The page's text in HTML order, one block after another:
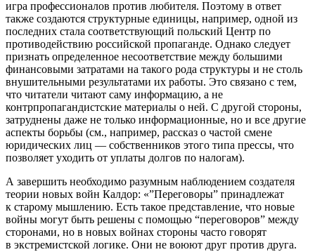
игра профессионалов против любителя. Поэтому в ответ
также создаются структурные единицы, например, одной из
последних стала соответствующий польский Центр по
противодействию российской пропаганде. Однако следует
признать определенное несоответствие между большими
финансовыми затратами на такого рода структуры и не столь
внушительными результатами их работы. Это связано с тем,
что читатели читают саму информацию, а не
контрпропагандистские материалы о ней. С другой стороны,
затруднены даже не только информационные, но и все другие
аспекты борьбы (см., например, рассказ о частой смене
юридических лиц — собственников этого типа прессы, что
позволяет уходить от уплаты долгов по налогам).
А завершить необходимо разумным наблюдением создателя
теории новых войн Калдор: «”Переговоры” принадлежат
к старому мышлению. Есть такое представление, что новые
войны могут быть решены с помощью “переговоров” между
сторонами, но в новых войнах стороны часто говорят
в экстремистской логике. Они не воюют друг против друга.